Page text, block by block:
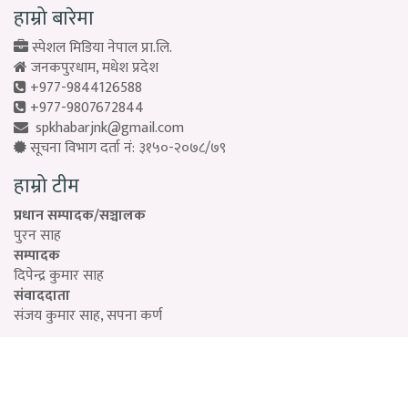
हाम्रो बारेमा
स्पेशल मिडिया नेपाल प्रा.लि.
जनकपुरधाम, मधेश प्रदेश
+977-9844126588
+977-9807672844
spkhabarjnk@gmail.com
सूचना विभाग दर्ता नं: ३१५०-२०७८/७९
हाम्रो टीम
प्रधान सम्पादक/सञ्चालक
पुरन साह
सम्पादक
दिपेन्द्र कुमार साह
संवाददाता
संजय कुमार साह, सपना कर्ण